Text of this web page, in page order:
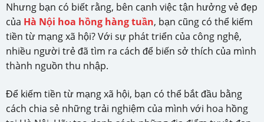
Nhưng bạn có biết rằng, bên cạnh việc tận hưởng vẻ đẹp
của Hà Nội hoa hồng hàng tuần, bạn cũng có thể kiếm
tiền từ mạng xã hội? Với sự phát triển của công nghệ,
nhiều người trẻ đã tìm ra cách để biến sở thích của mình
thành nguồn thu nhập.
Để kiếm tiền từ mạng xã hội, bạn có thể bắt đầu bằng
cách chia sẻ những trải nghiệm của mình với hoa hồng